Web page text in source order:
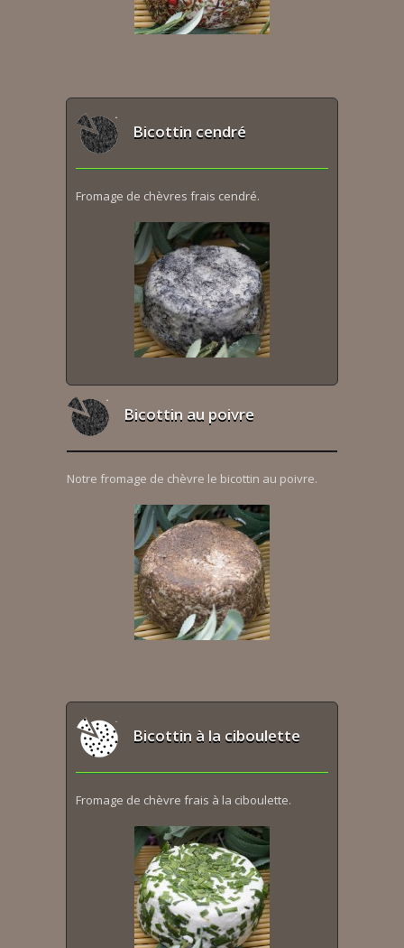
Bicottin cendré
Fromage de chèvres frais cendré.
Bicottin au poivre
Notre fromage de chèvre le bicottin au poivre.
Bicottin à la ciboulette
Fromage de chèvre frais à la ciboulette.